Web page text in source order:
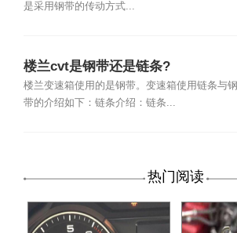
是采用钢带的传动方式...
楼兰cvt是钢带还是链条?
楼兰变速箱使用的是钢带。变速箱使用链条与钢
带的介绍如下：链条介绍：链条...
热门阅读